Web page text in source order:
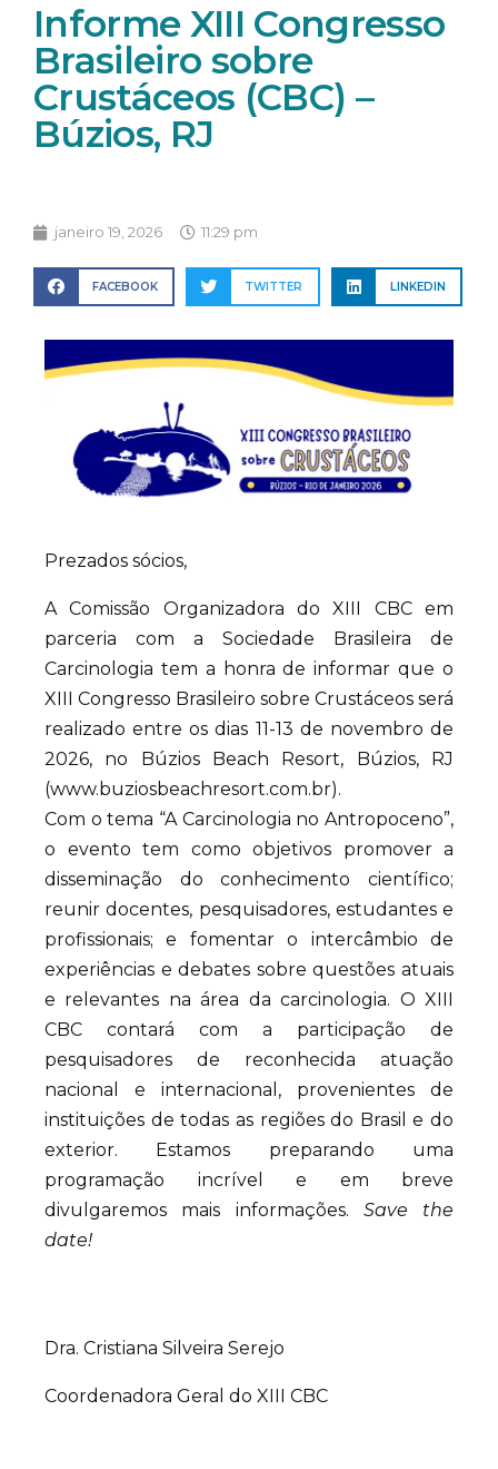
Informe XIII Congresso
Brasileiro sobre
Crustáceos (CBC) –
Búzios, RJ
janeiro 19, 2026 11:29 pm
FACEBOOK TWITTER LINKEDIN
Prezados sócios,
A Comissão Organizadora do XIII CBC em
parceria com a Sociedade Brasileira de
Carcinologia tem a honra de informar que o
XIII Congresso Brasileiro sobre Crustáceos será
realizado entre os dias 11-13 de novembro de
2026, no Búzios Beach Resort, Búzios, RJ
(www.buziosbeachresort.com.br).
Com o tema “A Carcinologia no Antropoceno”,
o evento tem como objetivos promover a
disseminação do conhecimento científico;
reunir docentes, pesquisadores, estudantes e
profissionais; e fomentar o intercâmbio de
experiências e debates sobre questões atuais
e relevantes na área da carcinologia. O XIII
CBC contará com a participação de
pesquisadores de reconhecida atuação
nacional e internacional, provenientes de
instituições de todas as regiões do Brasil e do
exterior. Estamos preparando uma
programação incrível e em breve
divulgaremos mais informações. Save the
date!
Dra. Cristiana Silveira Serejo
Coordenadora Geral do XIII CBC